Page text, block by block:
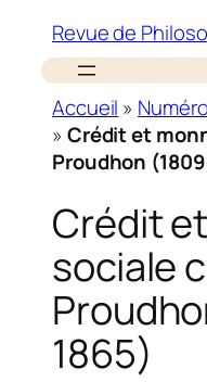
Revue de
Accueil »
» Crédit et
Proudhon
Crédit
sociale
1865)